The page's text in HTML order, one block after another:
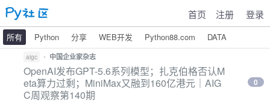
首页 注册 登录
所有 Python 分享 WEB开发 Python88.com DATA
aigc • 中国企业家杂志
OpenAI发布GPT-5.6系列模型；扎克伯格否认M
eta算力过剩；MiniMax又融到160亿港元｜AIG
C周观察第140期
0